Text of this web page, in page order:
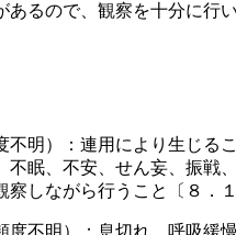
るので、観察を十分に行
明）：連用により生じる
不眠、不安、せん妄、振戦
しながら行うこと〔８．１
不明）：息切れ、呼吸緩